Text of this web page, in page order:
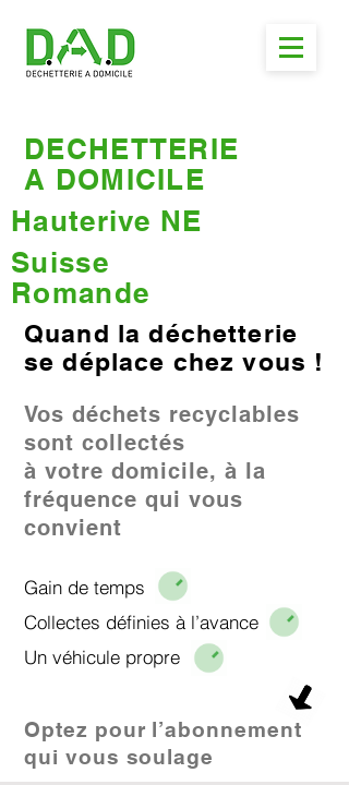
DECHETTERIE
A DOMICILE
Hauterive NE
Suisse
Romande
Quand la déchetterie
se déplace chez vous !
Vos déchets recyclables
sont collectés
à votre domicile, à la
fréquence qui vous
convient
Gain de temps
Collectes définies à l’avance
Un véhicule propre​
Optez pour l’abonnement
qui vous soulage